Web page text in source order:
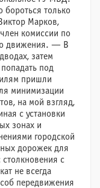
только
Марков,
комиссии по
движения. — В
затем
под
пришли
минимизации
на мой взгляд,
с установки
зонах и
городской
дорожек для
с
не всегда
передвижения